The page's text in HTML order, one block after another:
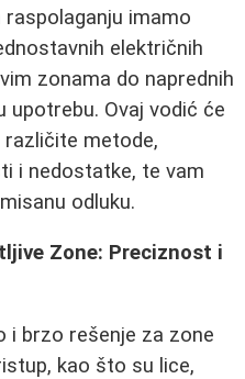
imamo
električnih
zonama do naprednih
upotrebu. Ovaj vodić će
metode,
i nedostatke, te vam
odluku.
Zone: Preciznost i
i brzo rešenje za zone
kao što su lice,